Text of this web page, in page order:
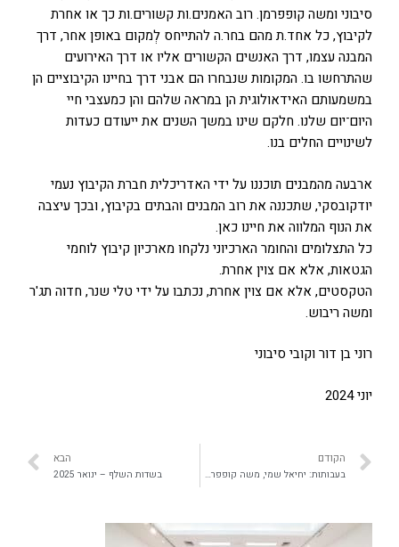
סיבוני ומשה קופפרמן. רוב האמנים.ות קשורים.ות כך או אחרת
לקיבוץ, כל אחד.ת מהם בחר.ה להתייחס לְמקום באופן אחר, דרך
המבנה עצמו, דרך האנשים הקשורים אליו או דרך האירועים
שהתרחשו בו. המקומות שנבחרו הם אבני דרך בחיינו הקיבוציים הן
במשמעותם האידאולוגית הן במראה שלהם והן כמעצבי חיי
היום־יום שלנו. חלקם שינו במשך השנים את ייעודם כעדות
לשינויים החלים בנו.
ארבעה מהמבנים תוכננו על ידי האדריכלית חברת הקיבוץ נעמי
יודקובסקי, שתכננה את רוב המבנים והבתים בקיבוץ, ובכך עיצבה
את הנוף המלווה את חיינו כאן.
כל התצלומים והחומר הארכיוני נלקחו מארכיון קיבוץ לוחמי
הגטאות, אלא אם צוין אחרת.
הטקסטים, אלא אם צוין אחרת, נכתבו על ידי טלי שנר, חדוה תג'ר
ומשה ריבוש.
רוני בן דור וקובי סיבוני
יוני 2024
הקודם
בעבותות: יחיאל שמי, משה קופפרמן – ינואר 2024
הבא
בשדות השלף – ינואר 2025